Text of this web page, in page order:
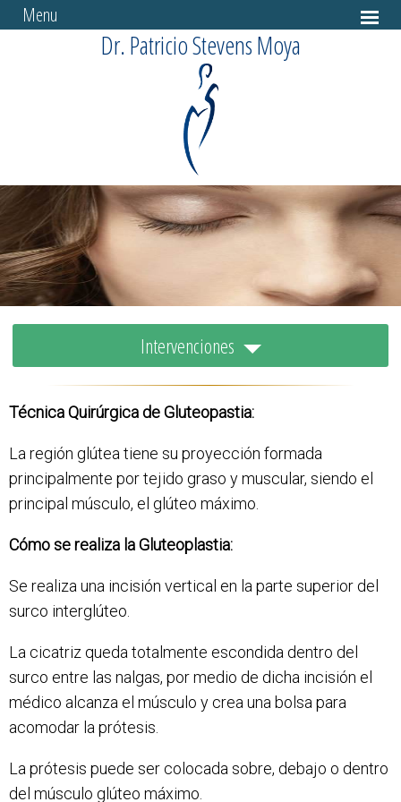
Menu
Dr. Patricio Stevens Moya
Intervenciones
Técnica Quirúrgica de Gluteopastia:
La región glútea tiene su proyección formada
principalmente por tejido graso y muscular, siendo el
principal músculo, el glúteo máximo.
Cómo se realiza la Gluteoplastia:
Se realiza una incisión vertical en la parte superior del
surco interglúteo.
La cicatriz queda totalmente escondida dentro del
surco entre las nalgas, por medio de dicha incisión el
médico alcanza el músculo y crea una bolsa para
acomodar la prótesis.
La prótesis puede ser colocada sobre, debajo o dentro
del músculo glúteo máximo.